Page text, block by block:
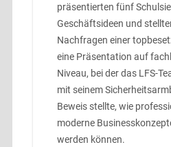
präsentierten fünf
Geschäftsideen und
Nachfragen einer
eine Präsentation auf
Niveau, bei der das LFS-
mit seinem
Beweis stellte, wie
moderne
werden können.